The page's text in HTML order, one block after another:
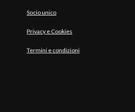
Socio unico
Privacy e Cookies
Termini e condizioni